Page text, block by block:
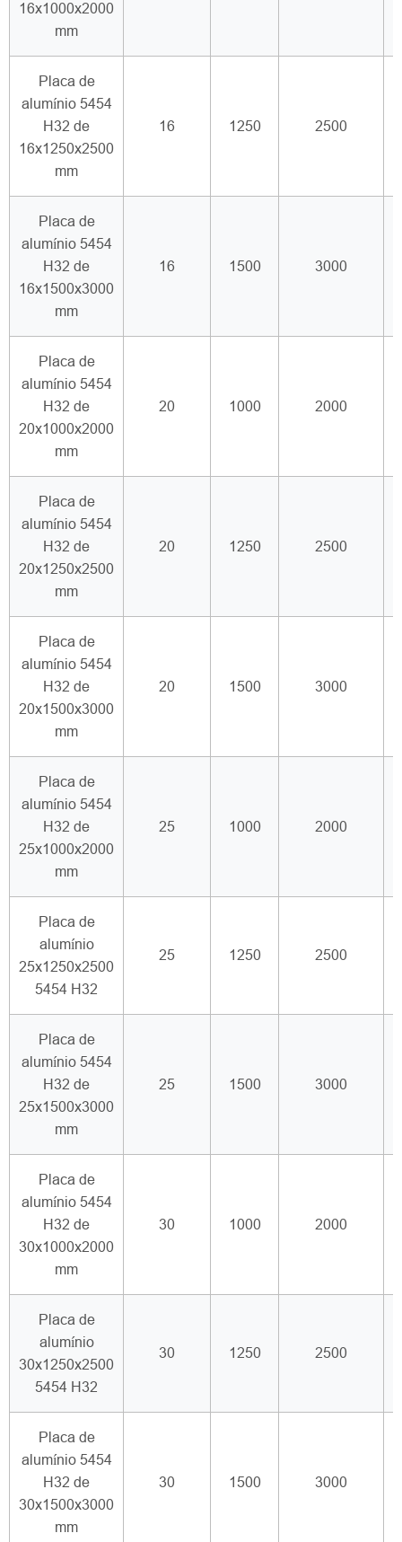
16x1000x2000
mm
Placa de
alumínio 5454
H32 de
16x1250x2500
mm
16 1250 2500
Placa de
alumínio 5454
H32 de
16x1500x3000
mm
16 1500 3000
Placa de
alumínio 5454
H32 de
20x1000x2000
mm
20 1000 2000
Placa de
alumínio 5454
H32 de
20x1250x2500
mm
20 1250 2500
Placa de
alumínio 5454
H32 de
20x1500x3000
mm
20 1500 3000
Placa de
alumínio 5454
H32 de
25x1000x2000
mm
25 1000 2000
Placa de
alumínio
25x1250x2500
5454 H32
25 1250 2500
Placa de
alumínio 5454
H32 de
25x1500x3000
mm
25 1500 3000
Placa de
alumínio 5454
H32 de
30x1000x2000
mm
30 1000 2000
Placa de
alumínio
30x1250x2500
5454 H32
30 1250 2500
Placa de
alumínio 5454
H32 de
30x1500x3000
mm
30 1500 3000